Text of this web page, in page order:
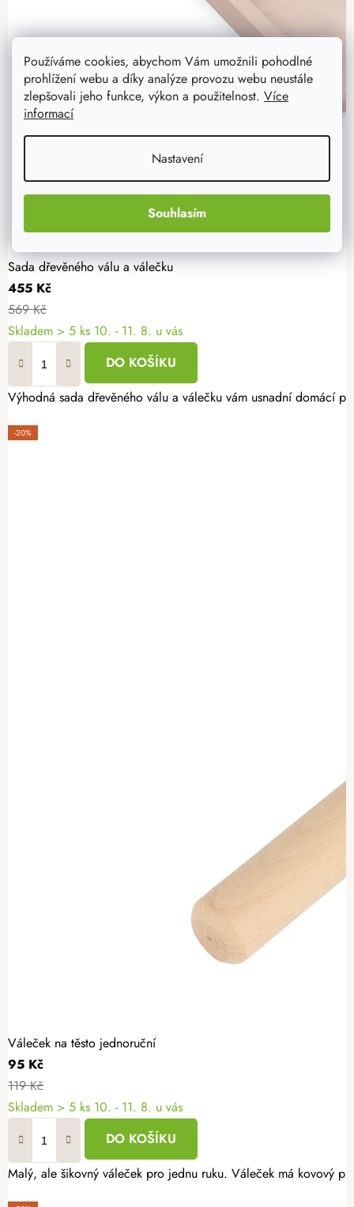
Používáme cookies, abychom Vám umožnili pohodlné
prohlížení webu a díky analýze provozu webu neustále
zlepšovali jeho funkce, výkon a použitelnost. Více
informací
Nastavení
Souhlasím
Sada dřevěného válu a válečku
455 Kč
569 Kč
Skladem > 5 ks 10. - 11. 8. u vás
DO KOŠÍKU
Výhodná sada dřevěného válu a válečku vám usnadní domácí
-20%
Váleček na těsto jednoruční
95 Kč
119 Kč
Skladem > 5 ks 10. - 11. 8. u vás
DO KOŠÍKU
Malý, ale šikovný váleček pro jednu ruku. Váleček má kovový